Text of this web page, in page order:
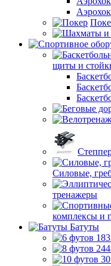
щиты и
Силовые,
тренажеры
комплексы и
Батуты